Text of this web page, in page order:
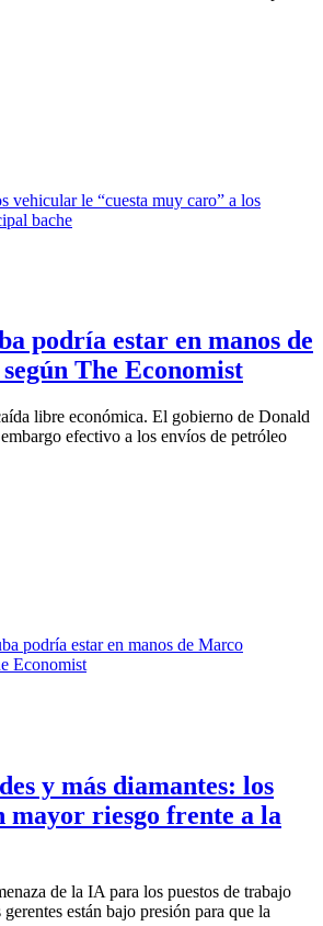
podría estar en manos de
The Economist
libre económica. El gobierno de Donald
efectivo a los envíos de petróleo
y más diamantes: los
mayor riesgo frente a la
de la IA para los puestos de trabajo
están bajo presión para que la